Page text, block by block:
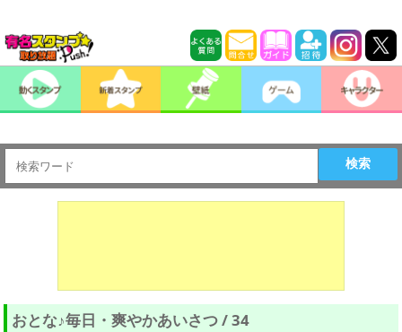
検索
おとな♪毎日・爽やかあいさつ / 34